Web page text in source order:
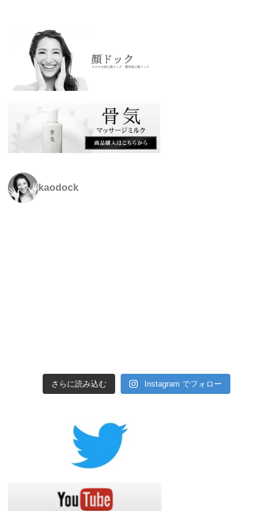
kaodock
さらに読み込む Instagram でフォロー